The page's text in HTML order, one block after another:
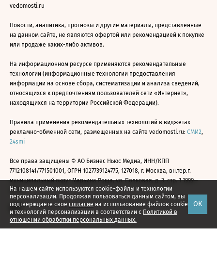
На нашем сайте используются cookie-файлы и технологии
персонализации. Продолжая пользоваться данным сайтом, вы
подтверждаете свое согласие на использование файлов cookie
и технологий персонализации в соответствии с Политикой в
отношении обработки персональных данных.
ОК
vedomosti.ru
Новости, аналитика, прогнозы и другие материалы, представленные
на данном сайте, не являются офертой или рекомендацией к покупке
или продаже каких-либо активов.
На информационном ресурсе применяются рекомендательные
технологии (информационные технологии предоставления
информации на основе сбора, систематизации и анализа сведений,
относящихся к предпочтениям пользователей сети «Интернет»,
находящихся на территории Российской Федерации).
Правила применения рекомендательных технологий в виджетах
рекламно-обменной сети, размещенных на сайте vedomosti.ru: СМИ2,
24smi
Все права защищены © АО Бизнес Ньюс Медиа, ИНН/КПП
7712108141/771501001, ОГРН 1027739124775, 127018, г. Москва, вн.тер.г.
муниципальный округ Марьина Роща, ул. Полковая, д. 3, стр. 1 1999—
2026